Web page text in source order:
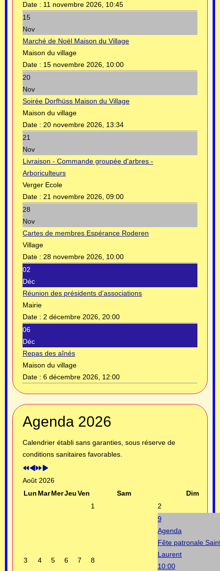
Date : 11 novembre 2026, 10:45
15
Nov
Marché de Noël Maison du Village
Maison du village
Date : 15 novembre 2026, 10:00
20
Nov
Soirée Dorfhüss Maison du Village
Maison du village
Date : 20 novembre 2026, 13:34
21
Nov
Livraison - Commande groupée d'arbres -
Arboriculteurs
Verger Ecole
Date : 21 novembre 2026, 09:00
28
Nov
Cartes de membres Espérance Roderen
Village
Date : 28 novembre 2026, 10:00
02
Déc
Réunion des présidents d’associations
Mairie
Date : 2 décembre 2026, 20:00
06
Déc
Repas des aînés
Maison du village
Date : 6 décembre 2026, 12:00
Agenda 2026
Calendrier établi sans garanties, sous réserve de
conditions sanitaires favorables.
Année
précédente
précédent
suivante
suivant
Août 2026
Lun MarMerJeuVen Sam
Dim
1
2
3 4 5 6 7 8
9
Agenda
Fête patronale
Laurent
10:00